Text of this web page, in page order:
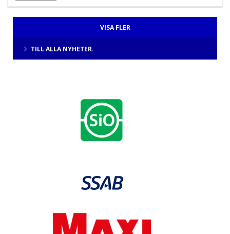
VISA FLER
TILL ALLA NYHETER.